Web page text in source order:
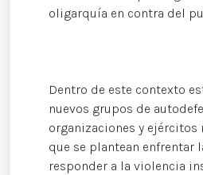
oligarquía en contra del
Dentro de este contexto
nuevos grupos de
organizaciones y ejércitos
que se plantean enfrentar
responder a la violencia